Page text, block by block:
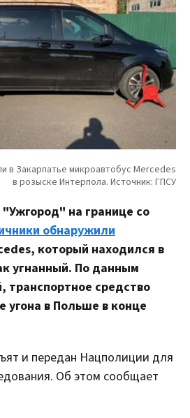
"Ужгород" на границе со
обнаружили
который находился в
угнанный. По данным
транспортное средство
угона в Польше в конце
и передан Нацполиции для
Об этом сообщает